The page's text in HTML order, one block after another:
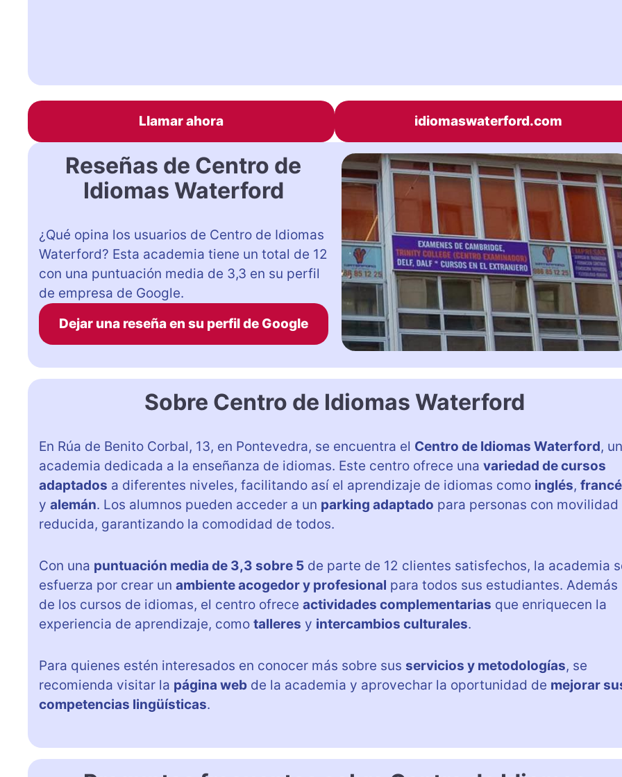
Llamar ahora idiomaswaterford.com
Reseñas de Centro de
Idiomas Waterford
¿Qué opina los usuarios de Centro de Idiomas
Waterford? Esta academia tiene un total de 12
con una puntuación media de 3,3 en su perfil
de empresa de Google.
Dejar una reseña en su perfil de Google
Sobre Centro de Idiomas Waterford
En Rúa de Benito Corbal, 13, en Pontevedra, se encuentra el Centro de Idiomas Waterford,
academia dedicada a la enseñanza de idiomas. Este centro ofrece una variedad de cursos
adaptados a diferentes niveles, facilitando así el aprendizaje de idiomas como inglés,
y alemán. Los alumnos pueden acceder a un parking adaptado para personas con movilidad
reducida, garantizando la comodidad de todos.
Con una puntuación media de 3,3 sobre 5 de parte de 12 clientes satisfechos, la academia
esfuerza por crear un ambiente acogedor y profesional para todos sus estudiantes. Además
de los cursos de idiomas, el centro ofrece actividades complementarias que enriquecen la
experiencia de aprendizaje, como talleres y intercambios culturales.
Para quienes estén interesados en conocer más sobre sus servicios y metodologías, se
recomienda visitar la página web de la academia y aprovechar la oportunidad de mejorar
competencias lingüísticas.